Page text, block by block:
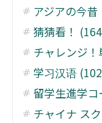
アジアの今
猜猜看！
チャレンジ
学习汉语
留学生進学
チャイナ ス